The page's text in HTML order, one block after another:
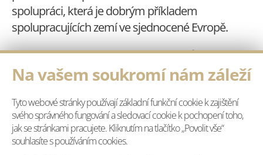
Na vašem soukromí nám záleží
Tyto webové stránky používají základní funkční cookie k zajištění
svého správného fungování a sledovací cookie k pochopení toho,
jak se stránkami pracujete. Kliknutím na tlačítko „Povolit vše“
souhlasíte s používáním cookies.
spolupráci, která je dobrým příkladem
spolupracujících zemí ve sjednocené Evropě.
„Jako primátor Jablonce jsem vždy zdůrazňoval,
že za největší devizu našeho partnerství považuji
připomněl Beitl. Dodal, že vztahy stojí na
vzájemné důvěře a dále se rozvjejí i na
meziparlamentní a mezistátní úrovni.